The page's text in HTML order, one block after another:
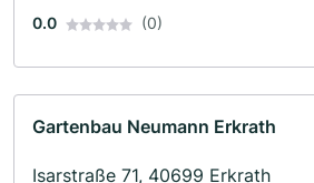
0.0 (0)
Gartenbau Neumann Erkrath
Isarstraße 71, 40699 Erkrath